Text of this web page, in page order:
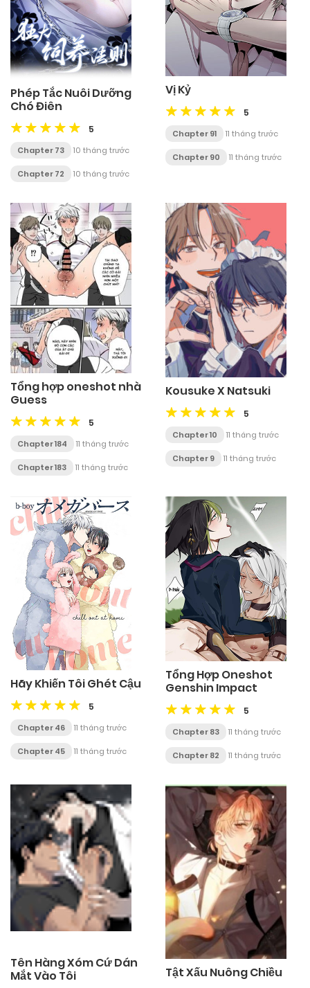
Phép Tắc Nuôi Dưỡng
Chó Điên
5
Chapter 73 10 tháng trước
Chapter 72 10 tháng trước
Vị Kỷ
5
Chapter 91 11 tháng trước
Chapter 90 11 tháng trước
Tổng hợp oneshot nhà
Guess
5
Chapter 184 11 tháng trước
Chapter 183 11 tháng trước
Kousuke X Natsuki
5
Chapter 10 11 tháng trước
Chapter 9 11 tháng trước
Hãy Khiến Tôi Ghét Cậu
5
Chapter 46 11 tháng trước
Chapter 45 11 tháng trước
Tổng Hợp Oneshot
Genshin Impact
5
Chapter 83 11 tháng trước
Chapter 82 11 tháng trước
Tên Hàng Xóm Cứ Dán
Mắt Vào Tôi
Tật Xấu Nuông Chiều